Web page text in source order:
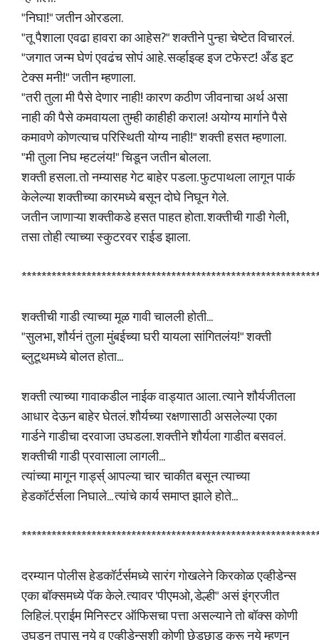
"निघा!" जतीन ओरडला.
"तू पैशाला एवढा हावरा का आहेस?" शक्तीने पुन्हा चेष्टेत विचारलं.
"जगात जन्म घेणं एवढंच सोपं आहे. सर्व्हाइव्ह इज टफेस्ट! अँड इट
टेक्स मनी!" जतीन म्हणाला.
"तरी तुला मी पैसे देणार नाही! कारण कठीण जीवनाचा अर्थ असा
नाही की पैसे कमवायला तुम्ही काहीही कराल! अयोग्य मार्गाने पैसे
कमावणे कोणत्याच परिस्थिती योग्य नाही!" शक्ती हसत म्हणाला.
"मी तुला निघ म्हटलंय!" चिडून जतीन बोलला.
शक्ती हसला. तो नम्यासह गेट बाहेर पडला. फुटपाथला लागून पार्क
केलेल्या शक्तीच्या कारमध्ये बसून दोघे निघून गेले.
जतीन जाणाऱ्या शक्तीकडे हसत पाहत होता. शक्तीची गाडी गेली,
तसा तोही त्याच्या स्कुटरवर राईड झाला.
शक्तीची गाडी त्याच्या मूळ गावी चालली होती...
"सुलभा, शौर्यनं तुला मुंबईच्या घरी यायला सांगितलंय!" शक्ती
ब्लुटूथमध्ये बोलत होता...
शक्ती त्याच्या गावाकडील नाईक वाड्यात आला. त्याने शौर्यजीतला
आधार देऊन बाहेर घेतलं. शौर्यच्या रक्षणासाठी असलेल्या एका
गार्डने गाडीचा दरवाजा उघडला. शक्तीने शौर्यला गाडीत बसवलं.
शक्तीची गाडी प्रवासाला लागली...
त्यांच्या मागून गार्ड्स् आपल्या चार चाकीत बसून त्याच्या
हेडकॉर्टर्सला निघाले... त्यांचे कार्य समाप्त झाले होते...
दरम्यान पोलीस हेडकॉर्टर्समध्ये सारंग गोखलेने किरकोळ एव्हीडेन्स
एका बॉक्समध्ये पॅक केले. त्यावर 'पीएमओ, डेल्ही" असं इंग्रजीत
लिहिलं. प्राईम मिनिस्टर ऑफिसचा पत्ता असल्याने तो बॉक्स कोणी